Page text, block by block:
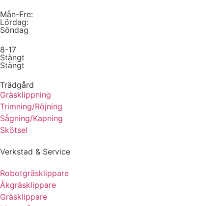
Mån-Fre:
Lördag:
Söndag
8-17
Stängt
Stängt
Trädgård
Gräsklippning
Trimning/Röjning
Sågning/Kapning
Skötsel
Verkstad & Service
Robotgräsklippare
Åkgräsklippare
Gräsklippare